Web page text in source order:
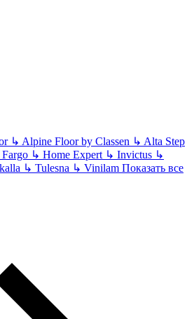
↳ Alpine Floor by Classen ↳ Alta Step
Fargo ↳ Home Expert ↳ Invictus ↳
↳ Tulesna ↳ Vinilam Показать все